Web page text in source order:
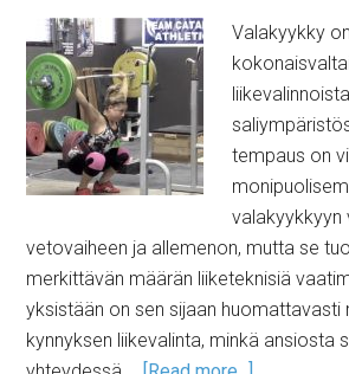
Valakyykky
tempaus on
valakyykkyyn
vetovaiheen ja allemenon, mutta se
merkittävän määrän liiketeknisiä
yksistään on sen sijaan huomattavasti
kynnyksen liikevalinta, minkä ansiosta